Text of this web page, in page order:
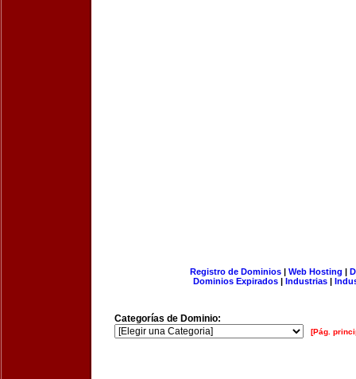
Registro de Dominios| Web Hosting |
Dominios Expirados | Industrias |
Categorías de Dominio:
[Pág.